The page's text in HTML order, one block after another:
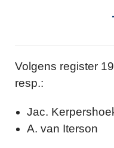
Volgens register
resp.:
Jac.
A. van Iterson